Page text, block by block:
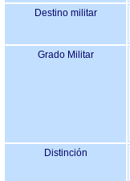
Destino militar
Grado Militar
Distinción